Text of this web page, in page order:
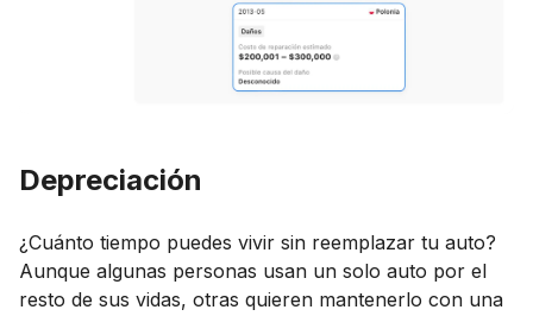
Depreciación
¿Cuánto tiempo puedes vivir sin reemplazar tu auto?
Aunque algunas personas usan un solo auto por el
resto de sus vidas, otras quieren mantenerlo con una